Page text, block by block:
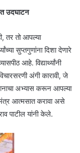
उदघाटन
तर तो आपल्या
सुप्तगुणांना दिशा देणारे
आहे. विद्यार्थ्यांनी
अंगी कारावी, जे
अभ्यास करून आपल्या
मंत्र आत्मसात करावा असे
पाटील यांनी केले.